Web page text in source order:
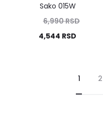
Sako 015W
6,990RSD
4,544 RSD
1 2